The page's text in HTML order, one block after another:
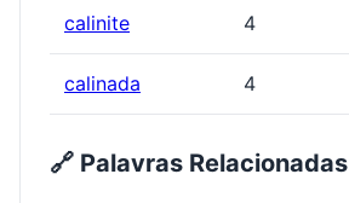
calinite 4
calinada 4
🔗 Palavras Relacionadas